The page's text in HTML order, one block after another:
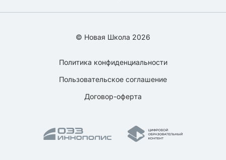
© Новая Школа 2026
Политика конфиденциальности
Пользовательское соглашение
Договор-оферта